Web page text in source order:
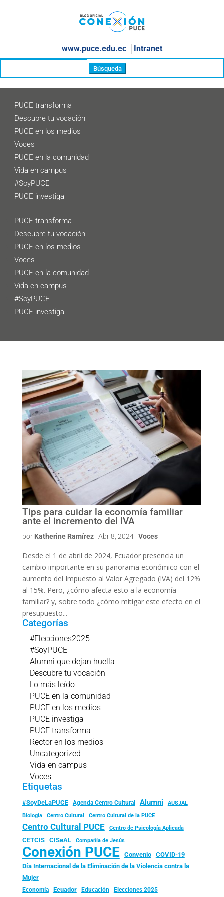
www.puce.edu.ec│ Intranet
PUCE transforma
Descubre tu vocación
PUCE en los medios
Voces
PUCE en la comunidad
Vida en campus
#SoyPUCE
PUCE investiga
PUCE transforma
Descubre tu vocación
PUCE en los medios
Voces
PUCE en la comunidad
Vida en campus
#SoyPUCE
PUCE investiga
Tips para cuidar la economía familiar
ante el incremento del IVA
por Katherine Ramírez| Abr 8, 2024| Voces
Desde el 1 de abril de 2024, Ecuador presencia un
cambio importante en su panorama económico con el
aumento del Impuesto al Valor Agregado (IVA) del 12%
al 15%. Pero, ¿cómo afecta esto a la economía
familiar? y, sobre todo ¿cómo mitigar este efecto en el
presupuesto...
Categorías
#Elecciones2025
#SoyPUCE
Alumni que dejan huella
Descubre tu vocación
Lo más leído
PUCE en la comunidad
PUCE en los medios
PUCE investiga
PUCE transforma
Rector en los medios
Uncategorized
Vida en campus
Voces
Etiquetas
#SoyDeLaPUCE Agenda Centro Cultural Alumni
AUSJAL
Biología
Centro Cultural Centro Cultural de la PUCE
Centro Cultural PUCE Centro de Psicología Aplicada
CETCIS CISeAL Compañía de Jesús
Conexión PUCE Convenio
COVID-19
Día Internacional de la Eliminación de la Violencia contra la
Mujer
Economía Ecuador Educación Elecciones 2025